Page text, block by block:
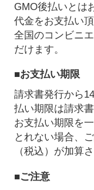
GMO後払いとは
代金をお支払い
全国のコンビニ
だけます。
■お支払い期限
請求書発行から
払い期限は請求
お支払い期限を
とれない場合、
（税込）が加算
■ご注意